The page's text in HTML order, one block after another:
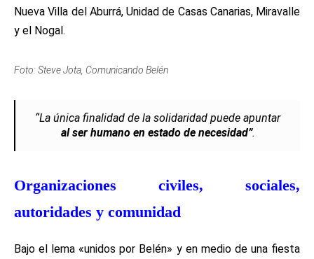
Nueva Villa del Aburrá, Unidad de Casas Canarias, Miravalle
y el Nogal.
Foto: Steve Jota, Comunicando Belén
“La única finalidad de la solidaridad puede apuntar
al ser humano en estado de necesidad”.
Organizaciones civiles, sociales,
autoridades y comunidad
Bajo el lema «unidos por Belén» y en medio de una fiesta